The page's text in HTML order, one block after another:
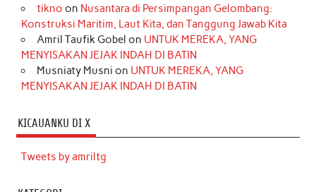
tikno on Nusantara di Persimpangan Gelombang:
Konstruksi Maritim, Laut Kita, dan Tanggung Jawab Kita
Amril Taufik Gobel on UNTUK MEREKA, YANG
MENYISAKAN JEJAK INDAH DI BATIN
Musniaty Musni on UNTUK MEREKA, YANG
MENYISAKAN JEJAK INDAH DI BATIN
KICAUANKU DI X
Tweets by amriltg